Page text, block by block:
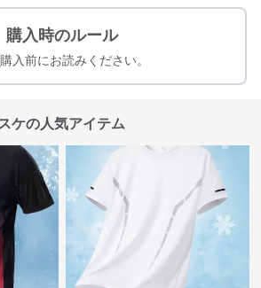
購入時のルール
入前にお読みください。
ケの人気アイテム